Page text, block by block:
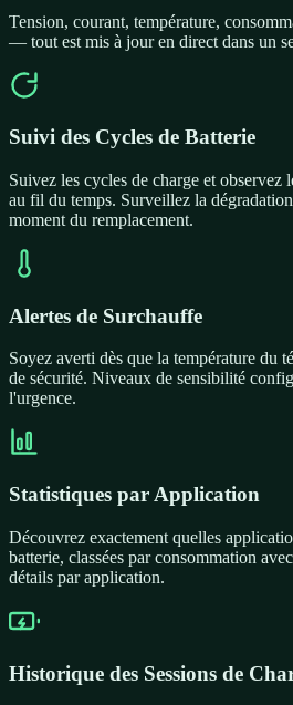
Tension, courant, température,
— tout est mis à jour en direct dans un
Suivi des Cycles de Batterie
Suivez les cycles de charge et observez
au fil du temps. Surveillez la
moment du remplacement.
Alertes de Surchauffe
Soyez averti dès que la température du
de sécurité. Niveaux de sensibilité
l'urgence.
Statistiques par Application
Découvrez exactement quelles
batterie, classées par consommation
détails par application.
Historique des Sessions de